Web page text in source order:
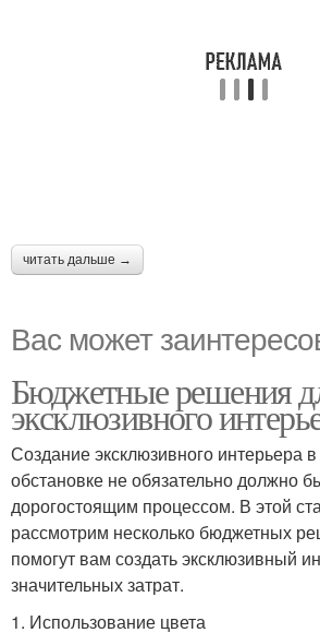
читать дальше →
Вас может
Бюджетные решения
эксклюзивного
Создание эксклюзивного интерьера
обстановке не обязательно должно
дорогостоящим процессом. В этой
рассмотрим несколько бюджетных
помогут вам создать эксклюзивный
значительных затрат.
1. Использование цвета